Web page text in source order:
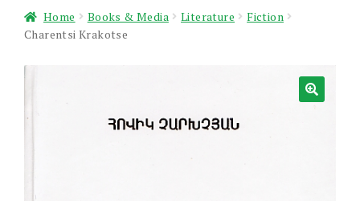
About Us
Home Books & Media Literature
Fiction
Charentsi Krakotse